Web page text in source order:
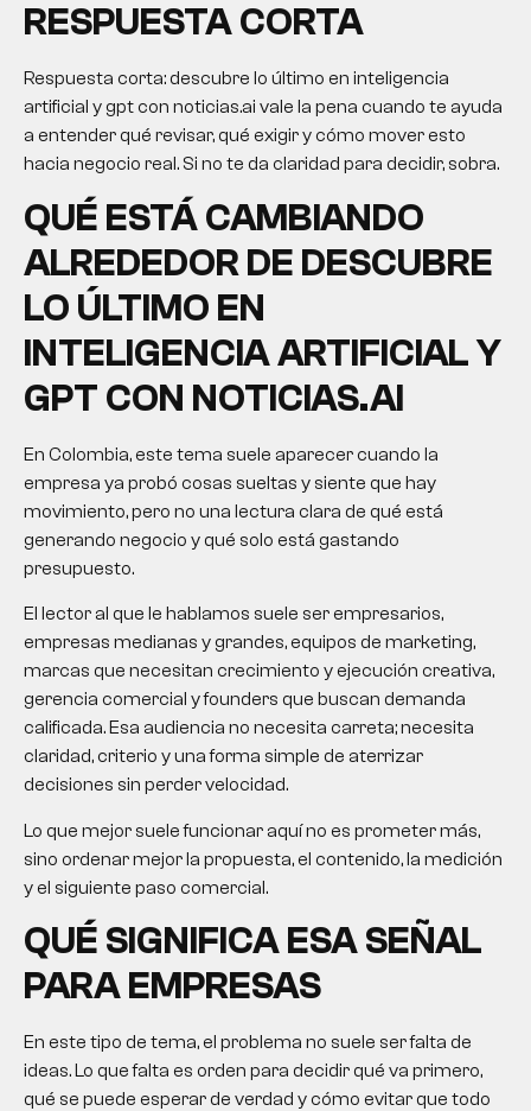
RESPUESTA CORTA
Respuesta corta: descubre lo último en inteligencia
artificial y gpt con noticias.ai vale la pena cuando te ayuda
a entender qué revisar, qué exigir y cómo mover esto
hacia negocio real. Si no te da claridad para decidir, sobra.
QUÉ ESTÁ CAMBIANDO
ALREDEDOR DE DESCUBRE
LO ÚLTIMO EN
INTELIGENCIA ARTIFICIAL Y
GPT CON NOTICIAS.AI
En Colombia, este tema suele aparecer cuando la
empresa ya probó cosas sueltas y siente que hay
movimiento, pero no una lectura clara de qué está
generando negocio y qué solo está gastando
presupuesto.
El lector al que le hablamos suele ser empresarios,
empresas medianas y grandes, equipos de marketing,
marcas que necesitan crecimiento y ejecución creativa,
gerencia comercial y founders que buscan demanda
calificada. Esa audiencia no necesita carreta; necesita
claridad, criterio y una forma simple de aterrizar
decisiones sin perder velocidad.
Lo que mejor suele funcionar aquí no es prometer más,
sino ordenar mejor la propuesta, el contenido, la medición
y el siguiente paso comercial.
QUÉ SIGNIFICA ESA SEÑAL
PARA EMPRESAS
En este tipo de tema, el problema no suele ser falta de
ideas. Lo que falta es orden para decidir qué va primero,
qué se puede esperar de verdad y cómo evitar que todo